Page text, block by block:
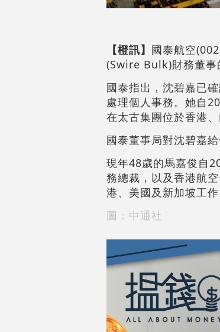
【橙訊】 國泰航空
(Swire Bulk)財務董事
國泰指出，沈碧嘉已
處理個人事務。她自
在太古集團位於香港
國泰董事局對沈碧嘉
現年48歲的馬嘉俊自
務總裁，以及香港航
港、美國及新加坡工作
圖：中通社